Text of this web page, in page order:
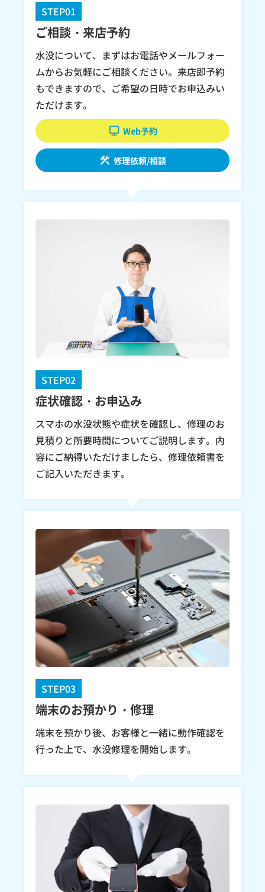
STEP01
ご相談・来店予約
水没について、まずはお電話やメールフォー
ムからお気軽にご相談ください。来店即予約
もできますので、ご希望の日時でお申込みい
ただけます。
Web予約
修理依頼/相談
STEP02
症状確認・お申込み
スマホの水没状態や症状を確認し、修理のお
見積りと所要時間についてご説明します。内
容にご納得いただけましたら、修理依頼書を
ご記入いただきます。
STEP03
端末のお預かり・修理
端末を預かり後、お客様と一緒に動作確認を
行った上で、水没修理を開始します。